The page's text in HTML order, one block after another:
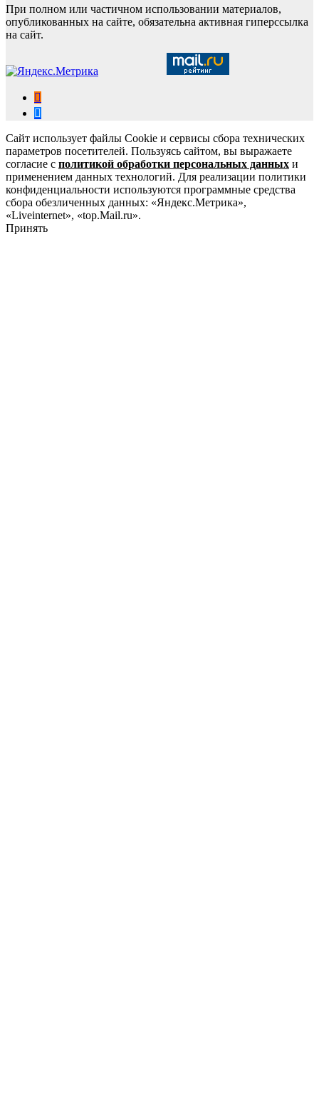
При полном или частичном использовании материалов,
опубликованных на сайте, обязательна активная гиперссылка
на сайт.
Сайт использует файлы Cookie и сервисы сбора технических
параметров посетителей. Пользуясь сайтом, вы выражаете
согласие с политикой обработки персональных данных и
применением данных технологий. Для реализации политики
конфиденциальности используются программные средства
сбора обезличенных данных: «Яндекс.Метрика»,
«Liveinternet», «top.Mail.ru».
Принять